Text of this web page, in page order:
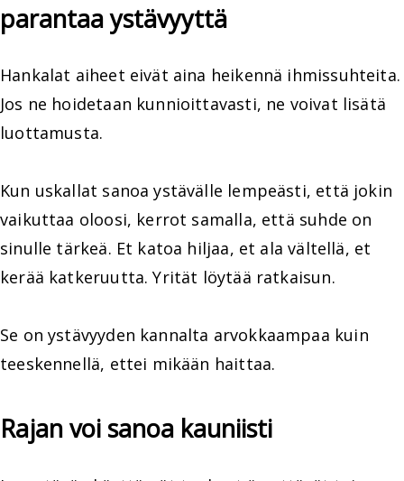
parantaa ystävyyttä
Hankalat aiheet eivät aina heikennä ihmissuhteita.
Jos ne hoidetaan kunnioittavasti, ne voivat lisätä
luottamusta.
Kun uskallat sanoa ystävälle lempeästi, että jokin
vaikuttaa oloosi, kerrot samalla, että suhde on
sinulle tärkeä. Et katoa hiljaa, et ala vältellä, et
kerää katkeruutta. Yrität löytää ratkaisun.
Se on ystävyyden kannalta arvokkaampaa kuin
teeskennellä, ettei mikään haittaa.
Rajan voi sanoa kauniisti